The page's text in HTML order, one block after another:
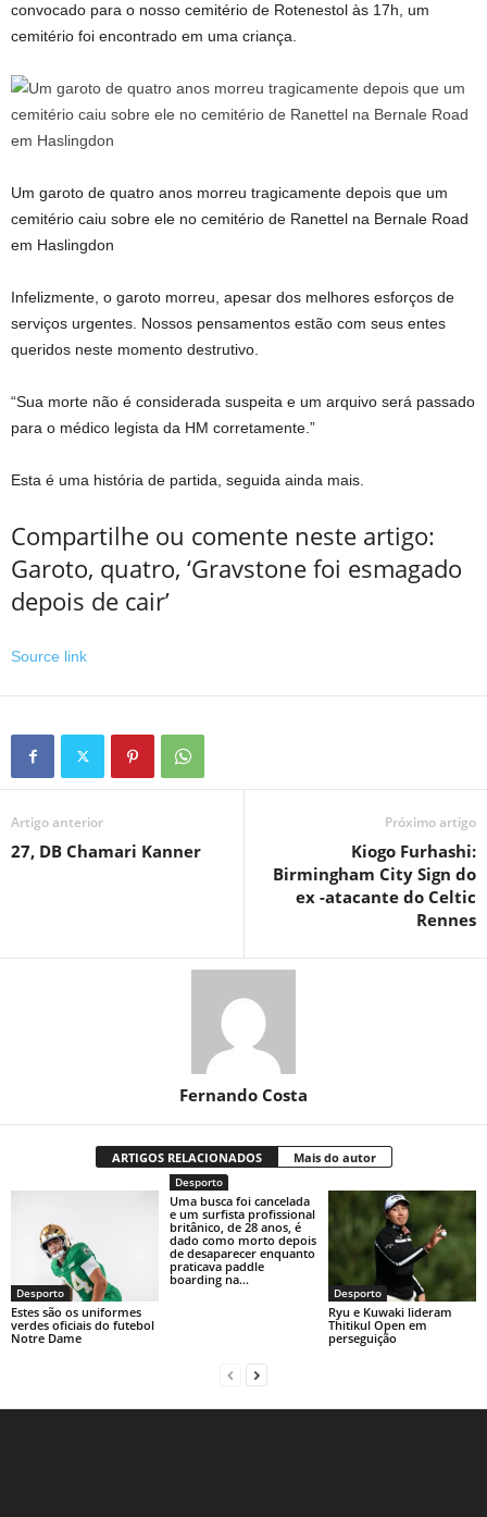
convocado para o nosso cemitério de Rotenestol às 17h, um
cemitério foi encontrado em uma criança.
Um garoto de quatro anos morreu tragicamente depois que um
cemitério caiu sobre ele no cemitério de Ranettel na Bernale Road
em Haslingdon
Infelizmente, o garoto morreu, apesar dos melhores esforços de
serviços urgentes. Nossos pensamentos estão com seus entes
queridos neste momento destrutivo.
“Sua morte não é considerada suspeita e um arquivo será passado
para o médico legista da HM corretamente.”
Esta é uma história de partida, seguida ainda mais.
Compartilhe ou comente neste artigo:
Garoto, quatro, ‘Gravstone foi esmagado
depois de cair’
Source link
Artigo anterior
27, DB Chamari Kanner
Próximo artigo
Kiogo Furhashi:
Birmingham City Sign do
ex -atacante do Celtic
Rennes
Fernando Costa
ARTIGOS RELACIONADOS Mais do autor
Desporto
Estes são os uniformes
verdes oficiais do futebol
Notre Dame
Desporto
Uma busca foi cancelada
e um surfista profissional
britânico, de 28 anos, é
dado como morto depois
de desaparecer enquanto
praticava paddle
boarding na...
Desporto
Ryu e Kuwaki lideram
Thitikul Open em
perseguição